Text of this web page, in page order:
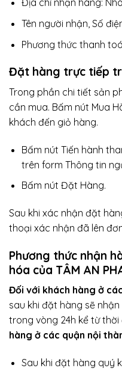
Địa chỉ nhận hàng:
Tên người nhận, Số
Phương thức thanh
Đặt hàng trực tiếp
Trong phần chi tiết sản
cần mua. Bấm nút Mua
khách đến giỏ hàng.
Bấm nút Tiến hành
trên form Thông tin
Bấm nút Đặt Hàng.
Sau khi xác nhận đặt
thoại xác nhận đã lên
Phương thức nhận
hóa của TÂM AN
Đối với khách hàng ở
sau khi đặt hàng sẽ
trong vòng 24h kể từ
hàng ở các quận nội
Sau khi đặt hàng quý